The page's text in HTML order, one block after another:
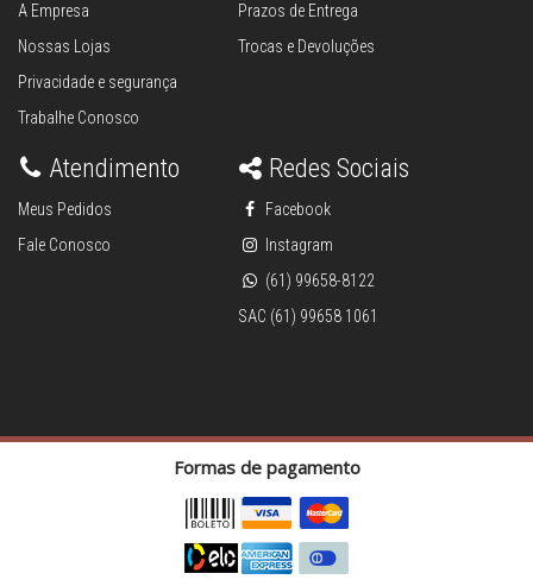
A Empresa
Nossas Lojas
Privacidade e segurança
Trabalhe Conosco
Prazos de Entrega
Trocas e Devoluções
Atendimento
Meus Pedidos
Fale Conosco
Redes Sociais
Facebook
Instagram
(61) 99658-8122
SAC (61) 99658 1061
Formas de pagamento